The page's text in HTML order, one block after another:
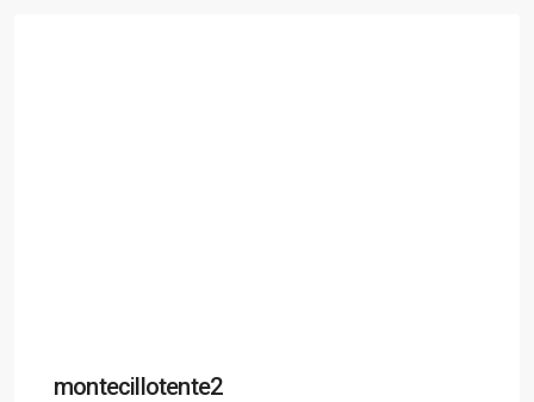
montecillotente2